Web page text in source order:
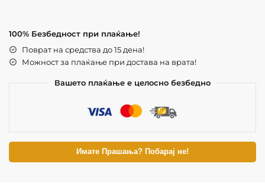
100% Безбедност при плаќање!
Поврат на средства до 15 дена!
Можност за плаќање при достава на врата!
Вашето плаќање е целосно безбедно
Имате Прашања? Побарај не!